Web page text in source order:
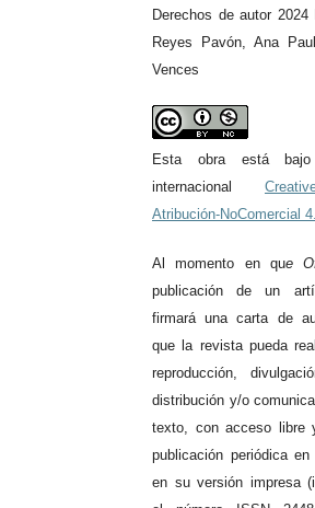
Derechos de autor 2024
Reyes Pavón, Ana
Vences
Esta obra está
internacional
Atribución-NoComercial
Al momento en que
publicación de un
firmará una carta de
que la revista pueda
reproducción,
distribución y/o
texto, con acceso libre
publicación periódica
en su versión impresa